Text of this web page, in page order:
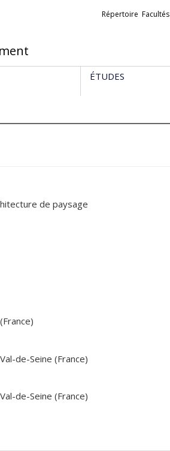
Liens
Répertoire Facultés
ÉTUDES
de paysage
de-Seine (France)
de-Seine (France)